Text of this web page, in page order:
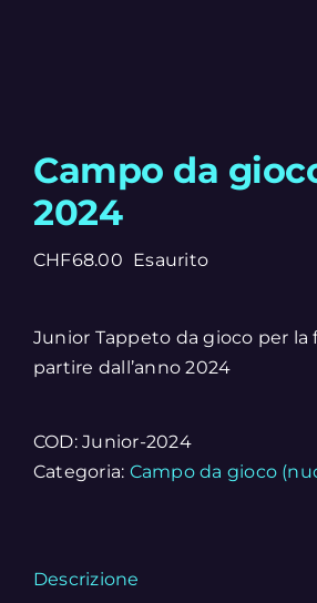
Campo da
2024
CHF68.00 Esaurito
Junior Tappeto da gioco per la
partire dall’anno 2024
COD:Junior-2024
Categoria: Campo da gioco
Descrizione